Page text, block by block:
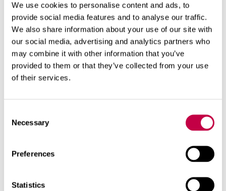
We use cookies to personalise content and ads, to
provide social media features and to analyse our traffic.
We also share information about your use of our site with
our social media, advertising and analytics partners who
may combine it with other information that you’ve
provided to them or that they’ve collected from your use
of their services.
Selection
Necessary
Preferences
Statistics
Väetamisel on filtreeritud vedeliku veega
lahjendamise soovitatav suhe umbes 1/3—1/5.
Regulaarse väetisega kastmise puhul tasub
rohkem lahjendada.
Kasutamine
Toitaineterikast filtreeritud vedelikku võib
kasutada kompostiäratuslahusena. Filtreeritud
toitainetevaese ja süsinikku sisaldava
on otstarbekas kasutada värske, äsjakogutud